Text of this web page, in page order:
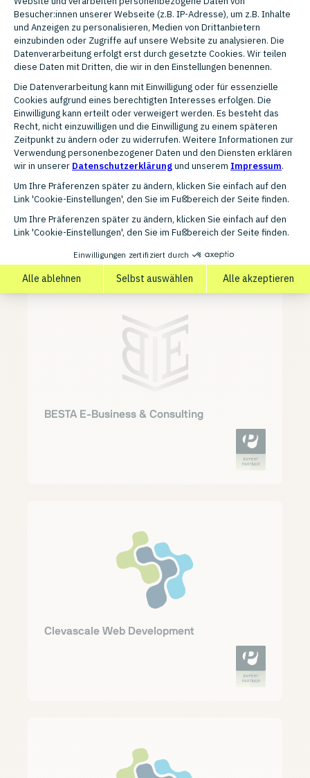
arvatis media
BESTA E-Business & Consulting
Clevascale Web Development